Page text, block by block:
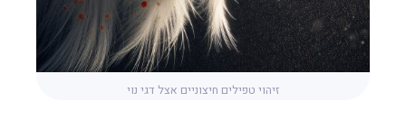
זיהוי טפילים חיצוניים אצל דגי נוי